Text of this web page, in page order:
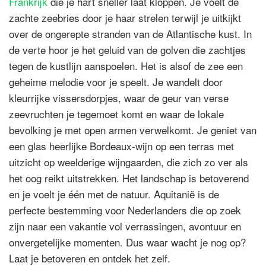
zachte zeebries door je haar strelen terwijl je uitkijkt
over de ongerepte stranden van de Atlantische kust. In
de verte hoor je het geluid van de golven die zachtjes
tegen de kustlijn aanspoelen. Het is alsof de zee een
geheime melodie voor je speelt. Je wandelt door
kleurrijke vissersdorpjes, waar de geur van verse
zeevruchten je tegemoet komt en waar de lokale
bevolking je met open armen verwelkomt. Je geniet van
een glas heerlijke Bordeaux-wijn op een terras met
uitzicht op weelderige wijngaarden, die zich zo ver als
het oog reikt uitstrekken. Het landschap is betoverend
en je voelt je één met de natuur. Aquitanië is de
perfecte bestemming voor Nederlanders die op zoek
zijn naar een vakantie vol verrassingen, avontuur en
onvergetelijke momenten. Dus waar wacht je nog op?
Laat je betoveren en ontdek het zelf.